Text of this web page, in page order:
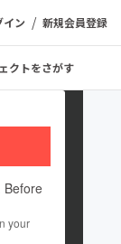
イン / 新規会員登録
クトをさがす
Before
your